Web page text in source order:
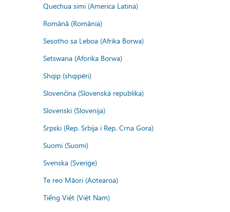
Quechua simi (America Latina)
Română (România)
Sesotho sa Leboa (Afrika Borwa)
Setswana (Aforika Borwa)
Shqip (shqipëri)
Slovenčina (Slovenská republika)
Slovenski (Slovenija)
Srpski (Rep. Srbija i Rep. Crna Gora)
Suomi (Suomi)
Svenska (Sverige)
Te reo Māori (Aotearoa)
Tiếng Việt (Việt Nam)